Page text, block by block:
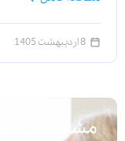
8 اردیبهشت 1405
مشاوره پزشکی